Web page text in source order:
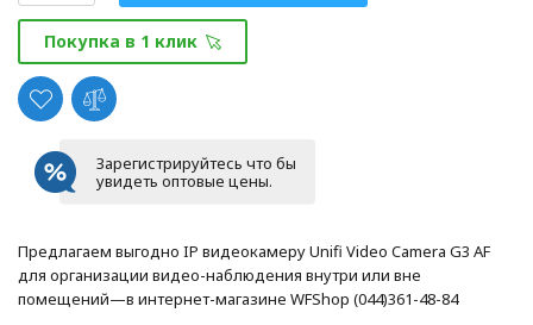
Покупка в 1 клик
Зарегистрируйтесь что бы
увидеть оптовые цены.
Предлагаем выгодно IP видеокамеру Unifi Video Camera G3 AF
для организации видео-наблюдения внутри или вне
помещений—в интернет-магазине WFShop (044)361-48-84